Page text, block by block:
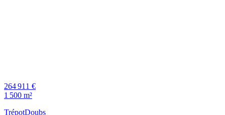
264 911 €
1 500 m²
TrépotDoubs